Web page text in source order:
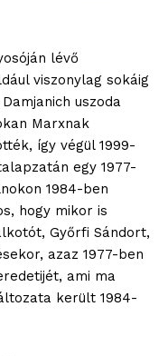
lévő
viszonylag sokáig
uszoda
Marxnak
így végül 1999-
egy 1977-
1984-ben
hogy mikor is
Győrfi Sándort,
azaz 1977-ben
ami ma
került 1984-